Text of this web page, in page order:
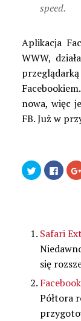
speed.
Aplikacja
WWW,
nowa, więc
FB. Już w
Udostępnij
na
Kliknij,
aby
Safari
się
Półtora